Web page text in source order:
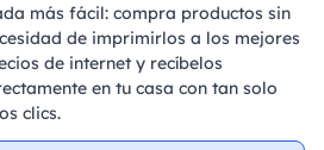
más fácil: compra productos sin
de imprimirlos a los mejores
de internet y recíbelos
en tu casa con tan solo
clics.